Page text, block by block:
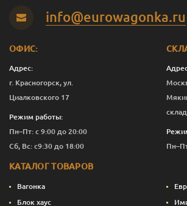
info@eurowagonka.ru
ОФИС:
Адрес:
г. Красногорск, ул.
Циалковского 17
Режим работы:
Пн–Пт: с 9:00 до 20:00
Сб, Вс: с9:30 до 18:00
КАТАЛОГ ТОВАРОВ
Вагонка
Блок хаус